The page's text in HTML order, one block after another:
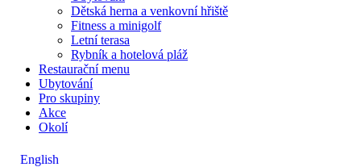
Dětská herna a venkovní hřiště
Fitness a minigolf
Letní terasa
Rybník a hotelová pláž
Restaurační menu
Ubytování
Pro skupiny
Akce
Okolí
English